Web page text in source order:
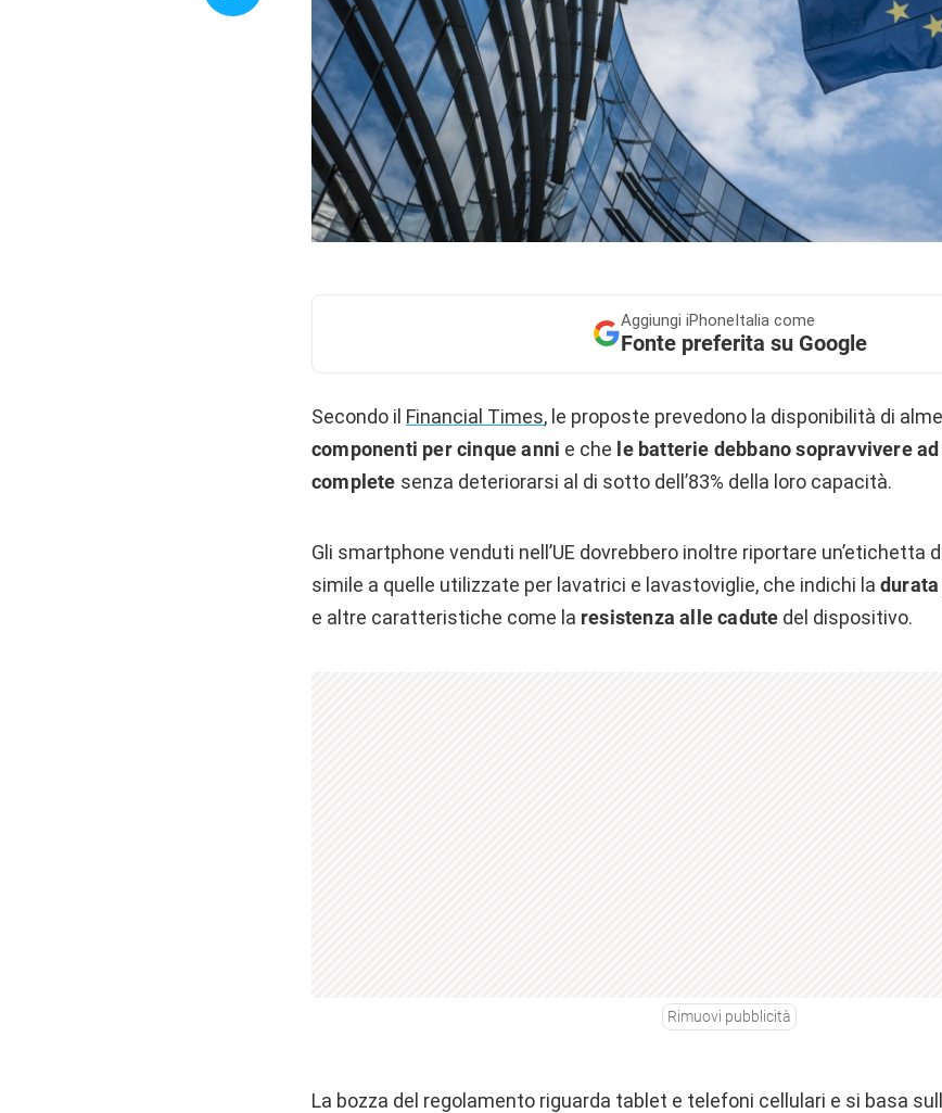
Aggiungi iPhoneItalia come
Fonte preferita su Google
Secondo il Financial Times, le proposte prevedono la disponibilità di
componenti per cinque anni e che le batterie debbano sopravvivere
complete senza deteriorarsi al di sotto dell’83% della loro capacità.
Gli smartphone venduti nell’UE dovrebbero inoltre riportare un’etichetta
simile a quelle utilizzate per lavatrici e lavastoviglie, che indichi la
e altre caratteristiche come la resistenza alle cadute del dispositivo.
Rimuovi pubblicità
La bozza del regolamento riguarda tablet e telefoni cellulari e si basa